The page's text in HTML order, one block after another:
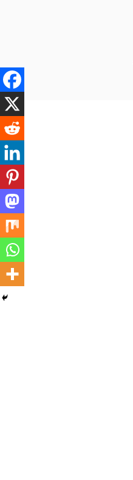
へ
ス
キ
プ